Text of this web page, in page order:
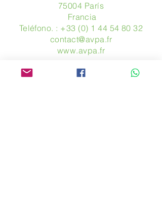
75004 París
​ Francia
Teléfono. : +33 (0) 1 44 54 80 32
contact@avpa.fr
www.avpa.fr